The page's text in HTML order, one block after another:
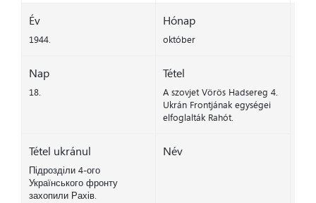
Év
1944.
Hónap
október
Nap
18.
Tétel
A szovjet Vörös Hadsereg 4.
Ukrán Frontjának egységei
elfoglalták Rahót.
Tétel ukránul
Підрозділи 4-ого
Українського фронту
захопили Рахів.
Név